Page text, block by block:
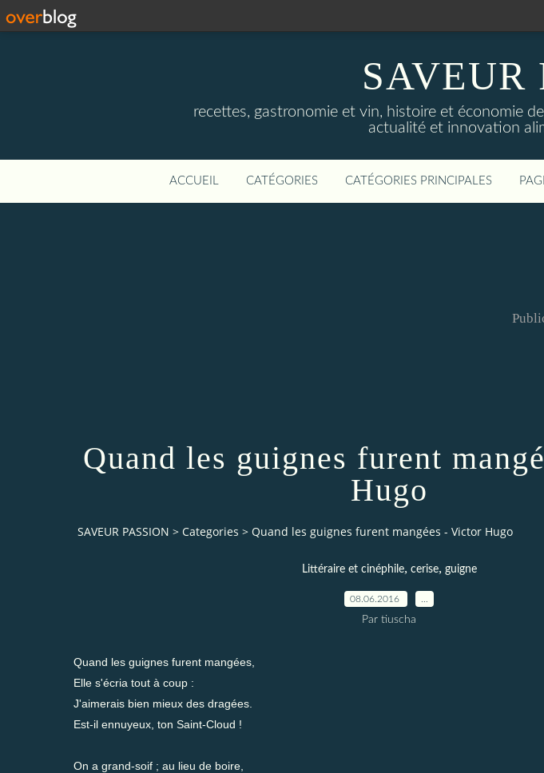
SAVEUR
recettes, gastronomie et vin, histoire et économie
actualité et innovation
ACCUEIL CATÉGORIES CATÉGORIES PRINCIPALES
Quand les guignes furent
Hugo
SAVEUR PASSION > Categories > Quand les guignes furent mangées - Victor Hugo
Littéraire et cinéphile, cerise, guigne
08.06.2016
Par tiuscha
Quand les guignes furent mangées,
Elle s'écria tout à coup :
J'aimerais bien mieux des dragées.
Est-il ennuyeux, ton Saint-Cloud !
On a grand-soif ; au lieu de boire,